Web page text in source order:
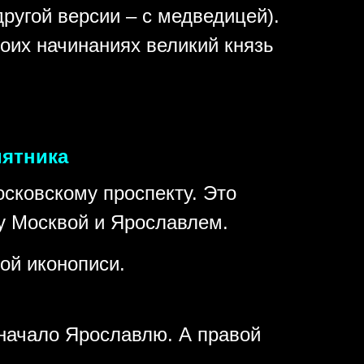
версии – с медведицей).
начинаниях великий князь
проспекту. Это
Москвой и Ярославлем.
иконописи.
Ярославлю. А правой